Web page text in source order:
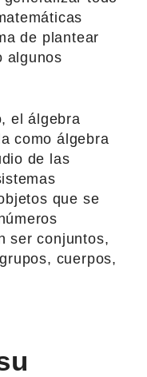
de plantear
algunos
el álgebra
como álgebra
de las
que se
ser conjuntos,
cuerpos,